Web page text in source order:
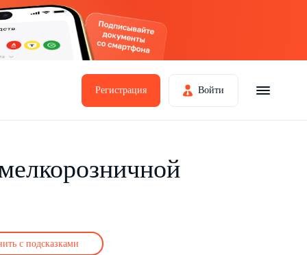
Регистрация Войти
с подсказками